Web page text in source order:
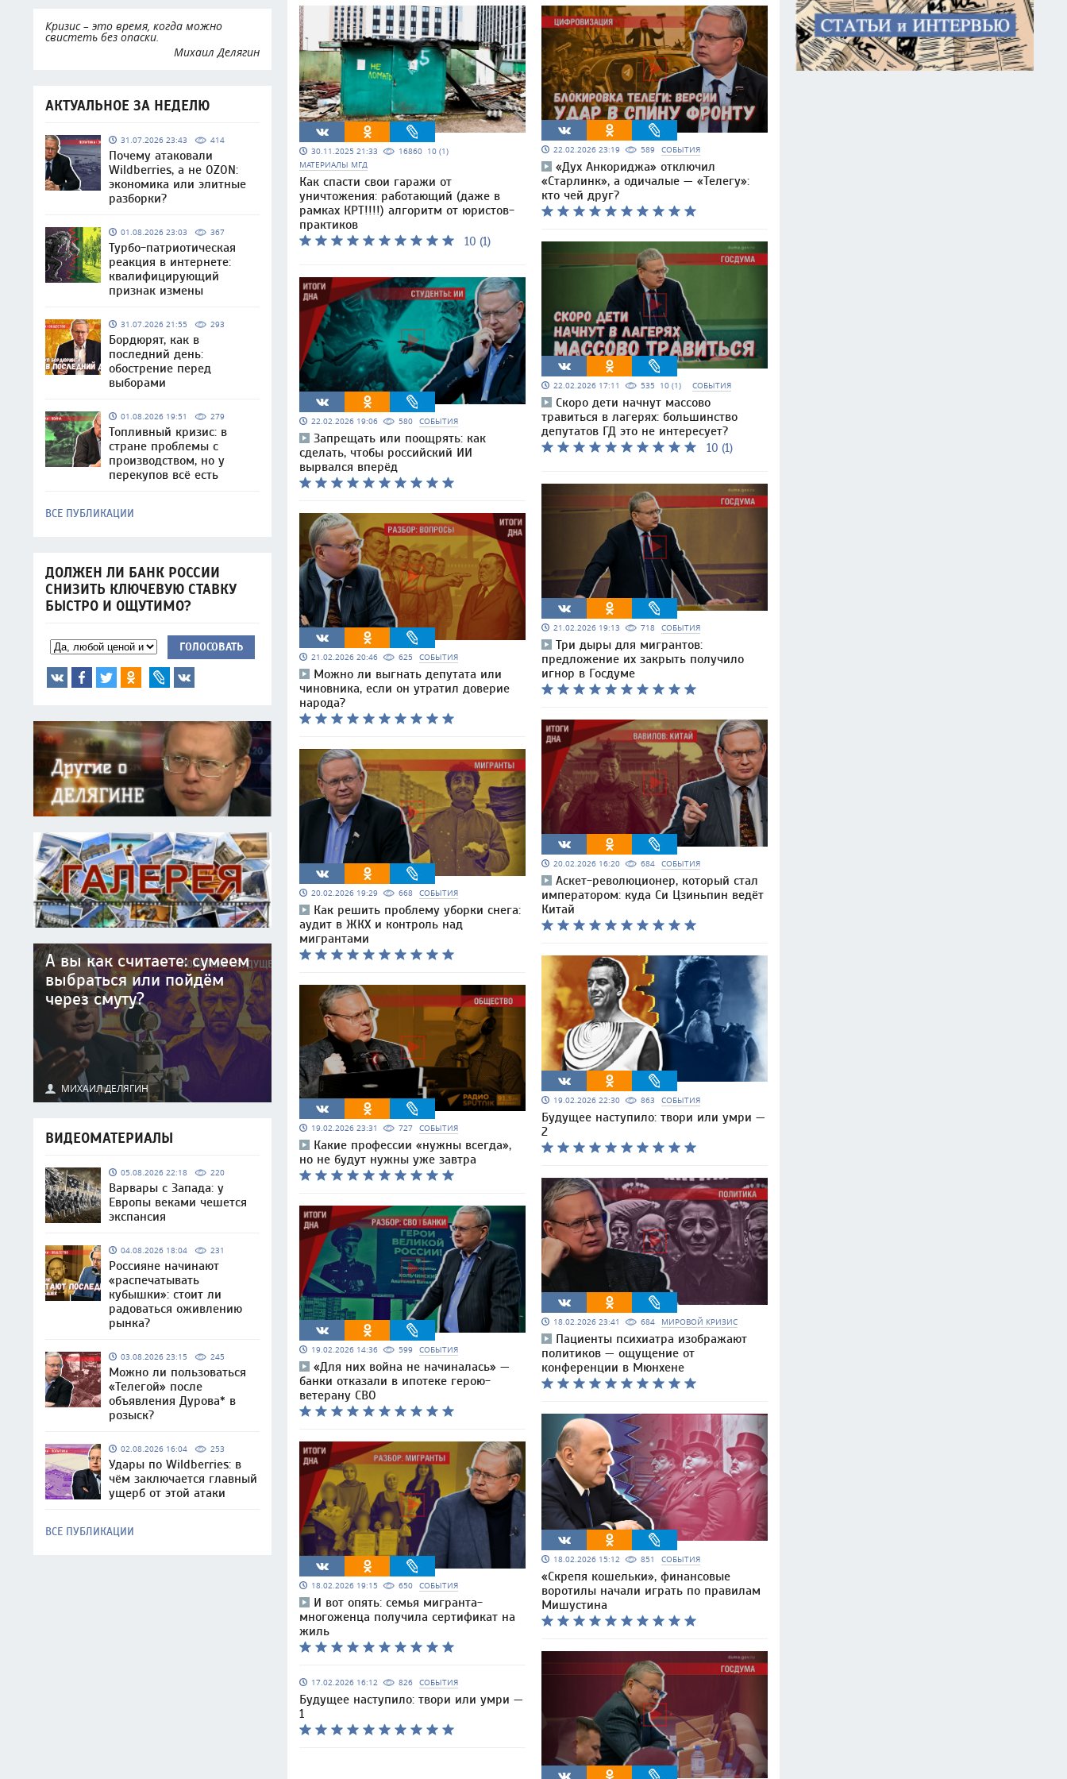
Кризис – это время, когда можно
свистеть без опаски.
Михаил Делягин
АКТУАЛЬНОЕ ЗА НЕДЕЛЮ
31.07.2026 23:43 414
Почему атаковали
Wildberries, а не OZON:
экономика или элитные
разборки?
01.08.2026 23:03 367
Турбо-патриотическая
реакция в интернете:
квалифицирующий
признак измены
31.07.2026 21:55 293
Бордюрят, как в
последний день:
обострение перед
выборами
01.08.2026 19:51 279
Топливный кризис: в
стране проблемы с
производством, но у
перекупов всё есть
ВСЕ ПУБЛИКАЦИИ
ДОЛЖЕН ЛИ БАНК РОССИИ
СНИЗИТЬ КЛЮЧЕВУЮ СТАВКУ
БЫСТРО И ОЩУТИМО?
ГОЛОСОВАТЬ
А вы как считаете: сумеем
выбраться или пойдём
через смуту?
МИХАИЛ ДЕЛЯГИН
ВИДЕОМАТЕРИАЛЫ
05.08.2026 22:18 220
Варвары с Запада: у
Европы веками чешется
экспансия
04.08.2026 18:04 231
Россияне начинают
«распечатывать
кубышки»: стоит ли
радоваться оживлению
рынка?
03.08.2026 23:15 245
Можно ли пользоваться
«Телегой» после
объявления Дурова* в
розыск?
02.08.2026 16:04 253
Удары по Wildberries: в
чём заключается главный
ущерб от этой атаки
ВСЕ ПУБЛИКАЦИИ
30.11.2025 21:33 16860 10 (1)
МАТЕРИАЛЫ МГД
Как спасти свои гаражи от
уничтожения: работающий (даже в
рамках КРТ!!!!) алгоритм от юристов-
практиков
10 (1)
22.02.2026 19:06 580 СОБЫТИЯ
Запрещать или поощрять: как
сделать, чтобы российский ИИ
вырвался вперёд
21.02.2026 20:46 625 СОБЫТИЯ
Можно ли выгнать депутата или
чиновника, если он утратил доверие
народа?
20.02.2026 19:29 668 СОБЫТИЯ
Как решить проблему уборки снега:
аудит в ЖКХ и контроль над
мигрантами
19.02.2026 23:31 727 СОБЫТИЯ
Какие профессии «нужны всегда»,
но не будут нужны уже завтра
19.02.2026 14:36 599 СОБЫТИЯ
«Для них война не начиналась» —
банки отказали в ипотеке герою-
ветерану СВО
18.02.2026 19:15 650 СОБЫТИЯ
И вот опять: семья мигранта-
многоженца получила сертификат на
жиль
17.02.2026 16:12 826 СОБЫТИЯ
Будущее наступило: твори или умри —
1
22.02.2026 23:19 589 СОБЫТИЯ
«Дух Анкориджа» отключил
«Старлинк», а одичалые — «Телегу»:
кто чей друг?
22.02.2026 17:11 535 10 (1) СОБЫТИЯ
Скоро дети начнут массово
травиться в лагерях: большинство
депутатов ГД это не интересует?
10 (1)
21.02.2026 19:13 718 СОБЫТИЯ
Три дыры для мигрантов:
предложение их закрыть получило
игнор в Госдуме
20.02.2026 16:20 684 СОБЫТИЯ
Аскет-революционер, который стал
императором: куда Си Цзиньпин ведёт
Китай
19.02.2026 22:30 863 СОБЫТИЯ
Будущее наступило: твори или умри —
2
18.02.2026 23:41 684 МИРОВОЙ КРИЗИС
Пациенты психиатра изображают
политиков — ощущение от
конференции в Мюнхене
18.02.2026 15:12 851 СОБЫТИЯ
«Скрепя кошельки», финансовые
воротилы начали играть по правилам
Мишустина